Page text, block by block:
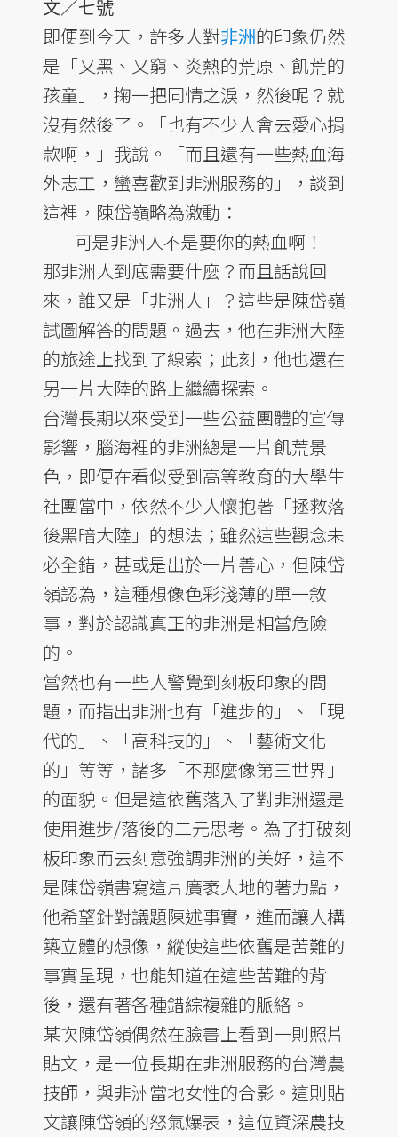
文／七號
即便到今天，許多人對非洲的印象仍然
是「又黑、又窮、炎熱的荒原、飢荒的
孩童」，掬一把同情之淚，然後呢？就
沒有然後了。「也有不少人會去愛心捐
款啊，」我說。「而且還有一些熱血海
外志工，蠻喜歡到非洲服務的」，談到
這裡，陳岱嶺略為激動：
可是非洲人不是要你的熱血啊！
那非洲人到底需要什麼？而且話說回
來，誰又是「非洲人」？這些是陳岱嶺
試圖解答的問題。過去，他在非洲大陸
的旅途上找到了線索；此刻，他也還在
另一片大陸的路上繼續探索。
台灣長期以來受到一些公益團體的宣傳
影響，腦海裡的非洲總是一片飢荒景
色，即便在看似受到高等教育的大學生
社團當中，依然不少人懷抱著「拯救落
後黑暗大陸」的想法；雖然這些觀念未
必全錯，甚或是出於一片善心，但陳岱
嶺認為，這種想像色彩淺薄的單一敘
事，對於認識真正的非洲是相當危險
的。
當然也有一些人警覺到刻板印象的問
題，而指出非洲也有「進步的」、「現
代的」、「高科技的」、「藝術文化
的」等等，諸多「不那麼像第三世界」
的面貌。但是這依舊落入了對非洲還是
使用進步/落後的二元思考。為了打破刻
板印象而去刻意強調非洲的美好，這不
是陳岱嶺書寫這片廣袤大地的著力點，
他希望針對議題陳述事實，進而讓人構
築立體的想像，縱使這些依舊是苦難的
事實呈現，也能知道在這些苦難的背
後，還有著各種錯綜複雜的脈絡。
某次陳岱嶺偶然在臉書上看到一則照片
貼文，是一位長期在非洲服務的台灣農
技師，與非洲當地女性的合影。這則貼
文讓陳岱嶺的怒氣爆表，這位資深農技